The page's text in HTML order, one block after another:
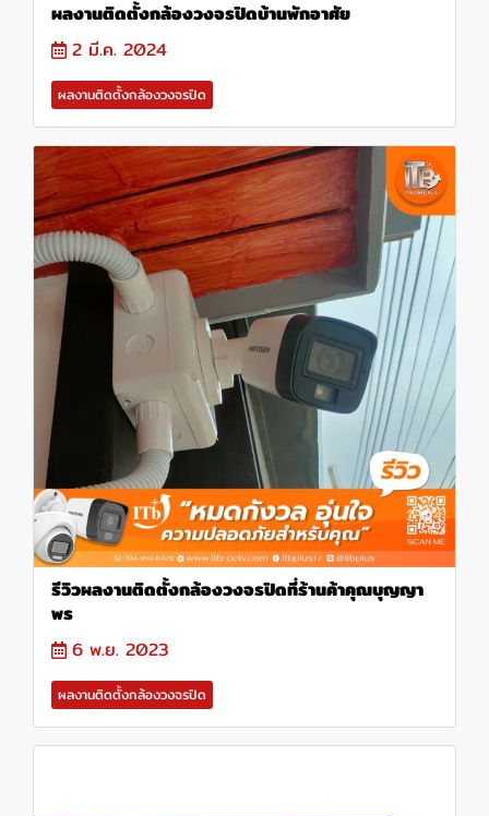
ผลงานติดตั้งกล้องวงจรปิดบ้านพักอาศัย
2 มี.ค. 2024
ผลงานติดตั้งกล้องวงจรปิด
รีวิวผลงานติดตั้งกล้องวงจรปิดที่ร้านค้าคุณบุญญา
พร
6 พ.ย. 2023
ผลงานติดตั้งกล้องวงจรปิด